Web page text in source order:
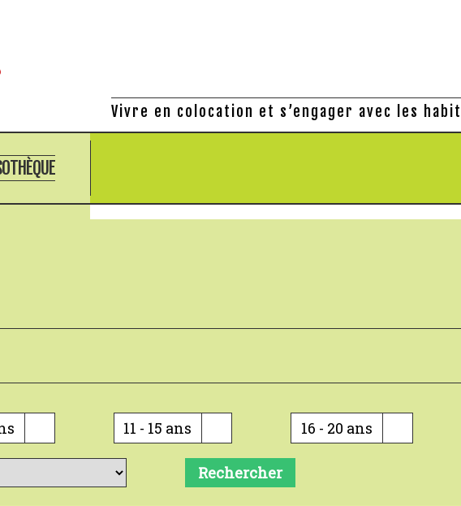
Vivre en colocation et s’engager avec les
11 - 15 ans 16 - 20 ans
Rechercher